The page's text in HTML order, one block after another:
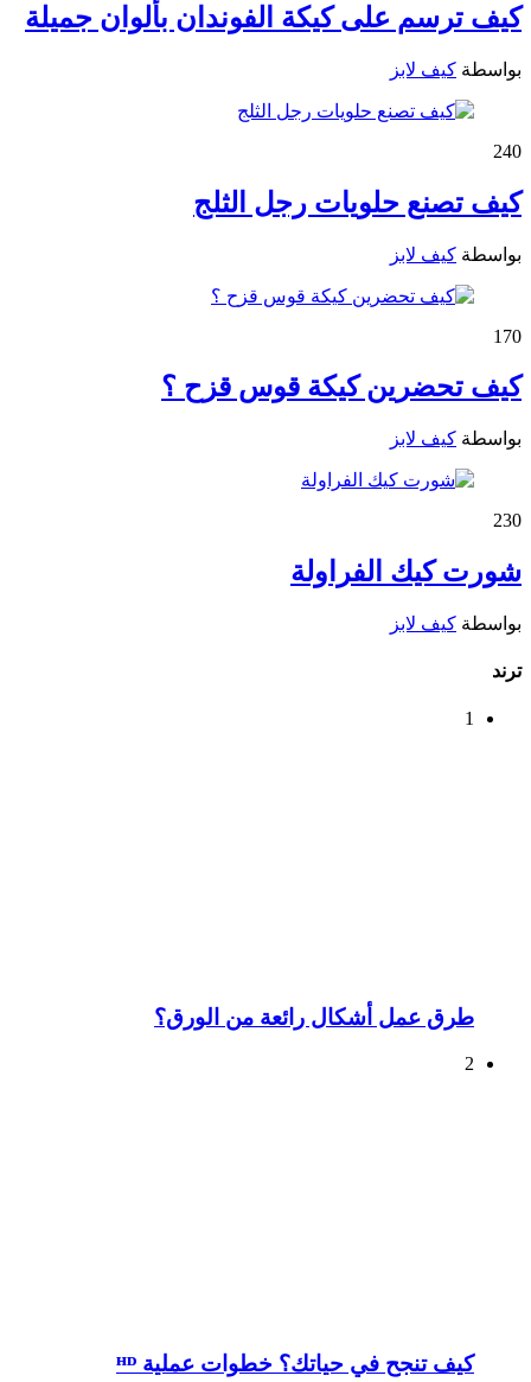
كيف ترسم على كيكة الفوندان بألوان جميلة
بواسطة كيف لابز
240
كيف تصنع حلويات رجل الثلج
بواسطة كيف لابز
170
كيف تحضرين كيكة قوس قزح ؟
بواسطة كيف لابز
230
شورت كيك الفراولة
بواسطة كيف لابز
ترند
1
طرق عمل أشكال رائعة من الورق؟
2
كيف تنجح في حياتك؟ خطوات عملية ᴴᴰ